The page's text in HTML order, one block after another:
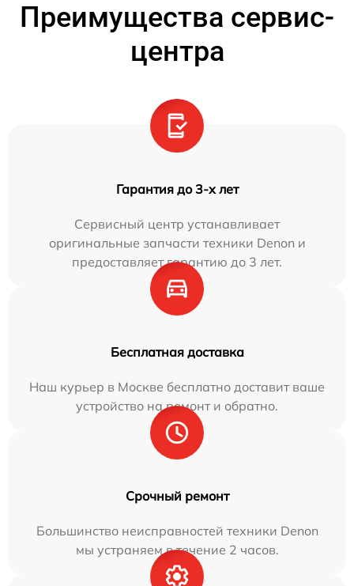
Преимущества сервис-
центра
Гарантия до 3-х лет
Сервисный центр устанавливает
оригинальные запчасти техники Denon и
предоставляет гарантию до 3 лет.
Бесплатная доставка
Наш курьер в Москве бесплатно доставит ваше
устройство на ремонт и обратно.
Срочный ремонт
Большинство неисправностей техники Denon
мы устраняем в течение 2 часов.